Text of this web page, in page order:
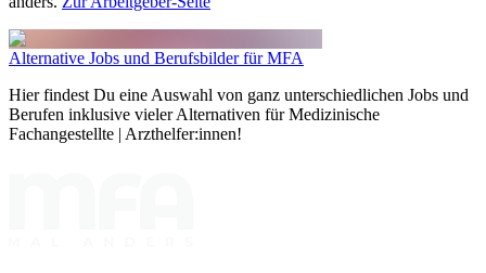
Alternative Jobs und Berufsbilder für MFA
Hier findest Du eine Auswahl von ganz unterschiedlichen Jobs und
Berufen inklusive vieler Alternativen für Medizinische
Fachangestellte | Arzthelfer:innen!